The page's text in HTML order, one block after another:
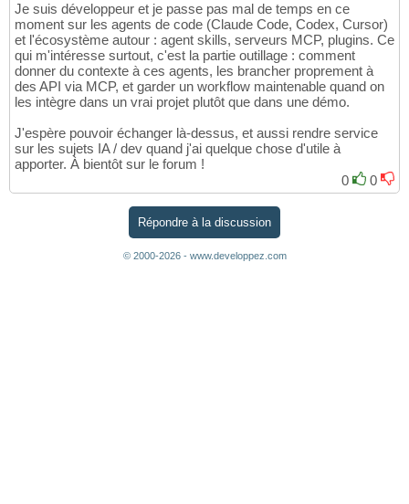
Je suis développeur et je passe pas mal de temps en ce
moment sur les agents de code (Claude Code, Codex, Cursor)
et l'écosystème autour : agent skills, serveurs MCP, plugins. Ce
qui m'intéresse surtout, c'est la partie outillage : comment
donner du contexte à ces agents, les brancher proprement à
des API via MCP, et garder un workflow maintenable quand on
les intègre dans un vrai projet plutôt que dans une démo.
J'espère pouvoir échanger là-dessus, et aussi rendre service
sur les sujets IA / dev quand j'ai quelque chose d'utile à
apporter. À bientôt sur le forum !
0
0
Répondre à la discussion
© 2000-2026 - www.developpez.com